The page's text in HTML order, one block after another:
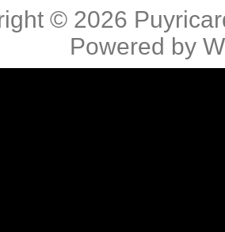
© 2026
Powered by